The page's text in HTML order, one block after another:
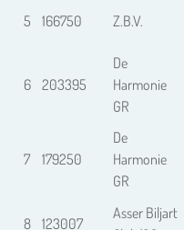
5 166750 Z.B.V.
6 203395
De
Harmonie
GR
7 179250
De
Harmonie
GR
8 123007
Asser Biljart